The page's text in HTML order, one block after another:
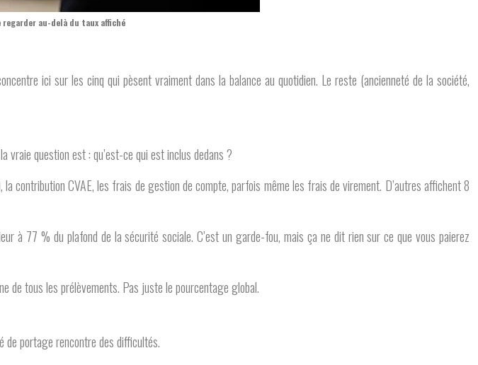
regarder au-delà du taux affiché
ici sur les cinq qui pèsent vraiment dans la balance au quotidien. Le reste (ancienneté de la société,
vraie question est : qu’est-ce qui est inclus dedans ?
CVAE, les frais de gestion de compte, parfois même les frais de virement. D’autres affichent 8
à 77 % du plafond de la sécurité sociale. C’est un garde-fou, mais ça ne dit rien sur ce que vous paierez
de tous les prélèvements. Pas juste le pourcentage global.
de portage rencontre des difficultés.